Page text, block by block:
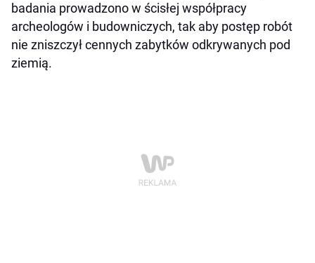
badania prowadzono w ścisłej współpracy
archeologów i budowniczych, tak aby postęp robót
nie zniszczył cennych zabytków odkrywanych pod
ziemią.